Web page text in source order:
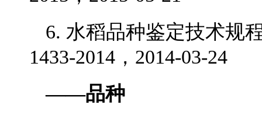
6. 水稻品种鉴定技术规
1433-2014，2014-03-24
——品种